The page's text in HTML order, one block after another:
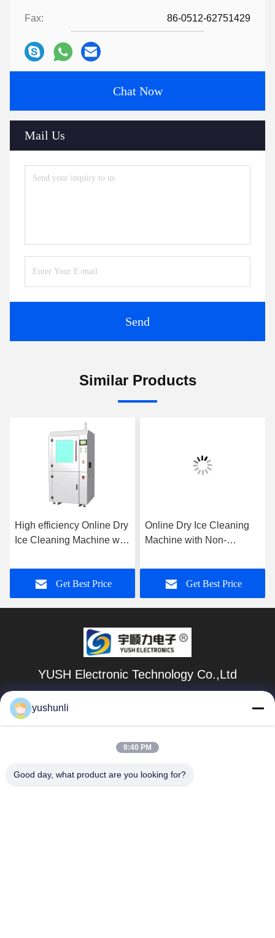
Fax: 86-0512-62751429
Chat Now
Mail Us
Send
Similar Products
High efficiency Online Dry
Ice Cleaning Machine with
Get Best Price
Online Dry Ice Cleaning
Machine with Non-
Secondary Waste and 5-
10Kg Hopper Capacity
Get Best Price
YUSH Electronic Technology Co.,Ltd
86-134-16743702
5th Floor, No.10, Shanquan Road, Yongtou Village,
China.
yushunli
9:40 PM
Good day, what product are you looking for?